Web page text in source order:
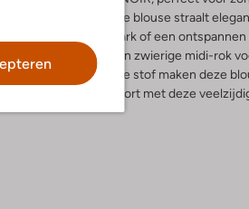
Deze gebroken witte blouse straalt
een picknick in het park of een
linnen broek of een zwierige midi-rok
details en de zachte stof maken deze
de zon in stijl en comfort met deze